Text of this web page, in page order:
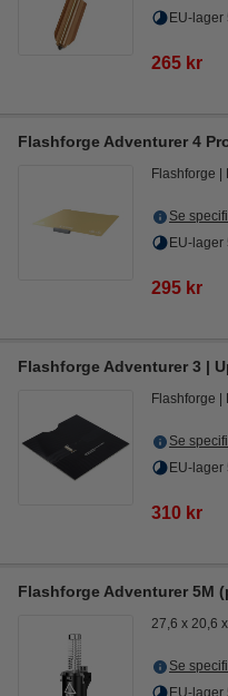
EU-lager
265 kr
Flashforge Adventurer 4
Flashforge
Se
EU-lager
295 kr
Flashforge Adventurer 3 |
Flashforge
Se
EU-lager
310 kr
Flashforge Adventurer 5M
27,6 x 20,6
Se
EU-lager